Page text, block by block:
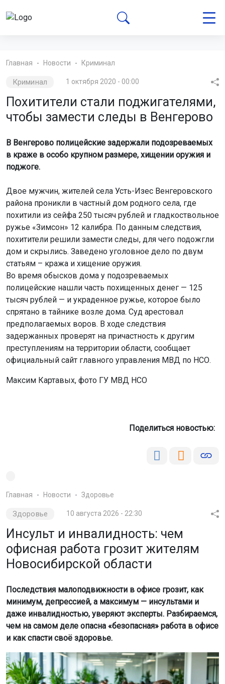
Главная Новости Криминал
Криминал 1 октября 2020 - 00:00
Похитители стали поджигателями,
чтобы замести следы в Венгерово
В Венгерово полицейские задержали подозреваемых
в краже в особо крупном размере, хищении оружия и
поджоге.
Двое мужчин, жителей села Усть-Изес Венгеровского
района проникли в частный дом родного села, где
похитили из сейфа 250 тысяч рублей и гладкоствольное
ружье «Зимсон» 12 калибра. По данным следствия,
похитители решили замести следы, для чего подожгли
дом и скрылись. Заведено уголовное дело по двум
статьям – кража и хищение оружия.
Во время обысков дома у подозреваемых
полицейские нашли часть похищенных денег — 125
тысяч рублей — и украденное ружье, которое было
спрятано в тайнике возле дома. Суд арестовал
предполагаемых воров. В ходе следствия
задержанных проверят на причастность к другим
преступлениям на территории области, сообщает
официальный сайт главного управления МВД по НСО.
Максим Картавых, фото ГУ МВД НСО
Поделиться новостью:
Главная Новости Здоровье
Здоровье 10 августа 2026 - 22:30
Инсульт и инвалидность: чем
офисная работа грозит жителям
Новосибирской области
Последствия малоподвижности в офисе грозит, как
минимум, депрессией, а максимум — инсультами и
даже инвалидностью, уверяют эксперты. Разбираемся,
чем на самом деле опасна «безопасная» работа в офисе
и как спасти своё здоровье.